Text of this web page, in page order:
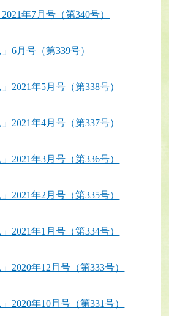
年7月号（第340号）
6月号（第339号）
2021年5月号（第338号）
2021年4月号（第337号）
2021年3月号（第336号）
2021年2月号（第335号）
2021年1月号（第334号）
2020年12月号（第333号）
2020年10月号（第331号）